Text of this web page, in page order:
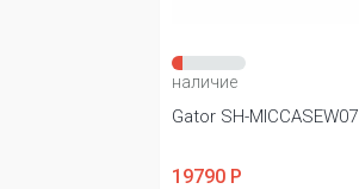
наличие
Gator SH-MICCASEW07
19790 Р